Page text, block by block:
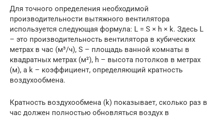
Для точного определения необходимой
производительности вытяжного вентилятора
используется следующая формула: L = S × h × k. Здесь L
– это производительность вентилятора в кубических
метрах в час (м³/ч), S – площадь ванной комнаты в
квадратных метрах (м²), h – высота потолков в метрах
(м), а k – коэффициент, определяющий кратность
воздухообмена.
Кратность воздухообмена (k) показывает, сколько раз в
час должен полностью обновляться воздух в